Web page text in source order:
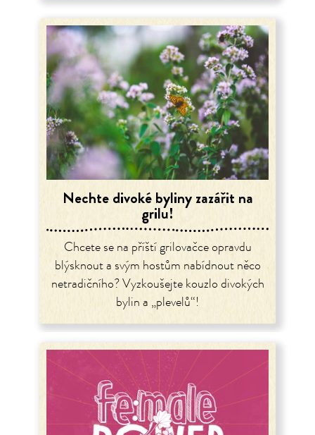
Nechte divoké byliny zazářit na
grilu!
Chcete se na příští grilovačce opravdu
blýsknout a svým hostům nabídnout něco
netradičního? Vyzkoušejte kouzlo divokých
bylin a „plevelů“!